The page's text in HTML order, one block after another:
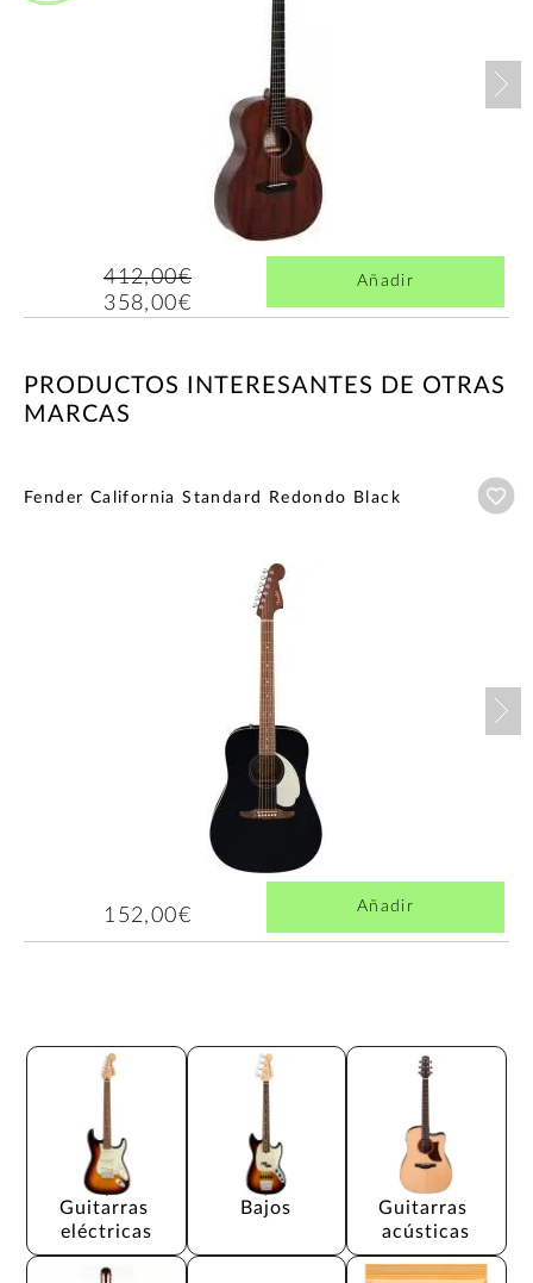
412,00€
358,00€
Añadir
PRODUCTOS INTERESANTES DE OTRAS
MARCAS
Fender California Standard Redondo Black
152,00€ Añadir
Guitarras
eléctricas
Bajos
Guitarras
acústicas